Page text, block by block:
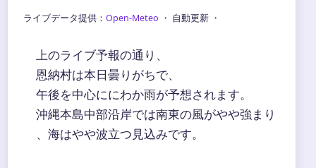
ライブデータ提供： Open-Meteo ・ 自動更新 ・
上のライブ予報の通り、
恩納村は本日曇りがちで、
午後を中心ににわか雨が予想されます。
沖縄本島中部沿岸では南東の風がやや強まり
、海はやや波立つ見込みです。